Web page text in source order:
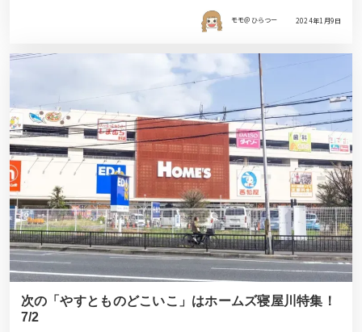
モモ＠ひらつー 2024年1月9日
次の「やすとものどこいこ」はホームズ寝屋川特集！
7/2